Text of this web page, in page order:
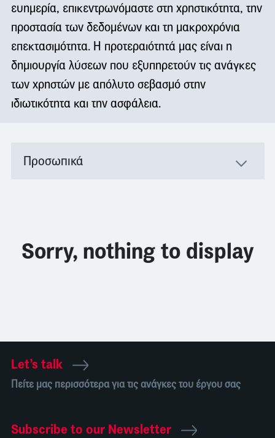
ευημερία, επικεντρωνόμαστε στη χρηστικότητα, την
προστασία των δεδομένων και τη μακροχρόνια
επεκτασιμότητα. Η προτεραιότητά μας είναι η
δημιουργία λύσεων που εξυπηρετούν τις ανάγκες
των χρηστών με απόλυτο σεβασμό στην
ιδιωτικότητα και την ασφάλεια.
Προσωπικά
Sorry, nothing to display
Let’s talk
Πείτε μας περισσότερα για τις ανάγκες του έργου σας
Subscribe to our Newsletter